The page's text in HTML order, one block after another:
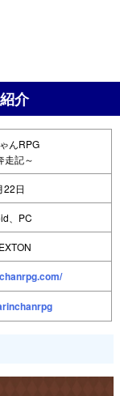
介
んRPG
走記～
22日
、PC